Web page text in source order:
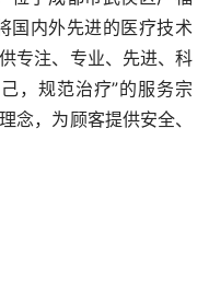
国内外先进的医疗技术
专注、专业、先进、科
，规范治疗”的服务宗
念，为顾客提供安全、